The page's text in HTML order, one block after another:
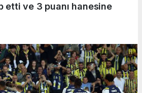
etti ve 3 puanı hanesine